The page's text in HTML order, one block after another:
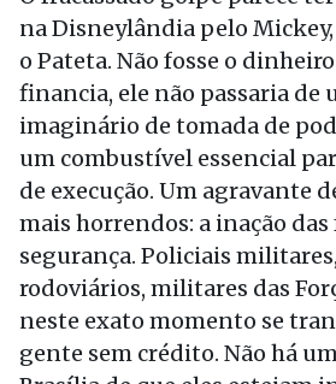
na Disneylândia pelo
o Pateta. Não fosse o
financia, ele não passaria de
imaginário de tomada de
um combustível essencial
de execução. Um agravante
mais horrendos: a inação das
segurança. Policiais
rodoviários, militares das
neste exato momento se
gente sem crédito. Não há